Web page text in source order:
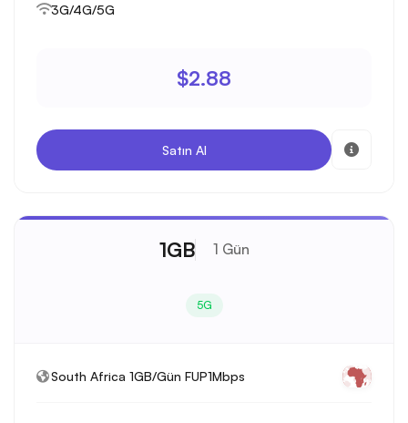
3G/4G/5G
$2.88
Satın Al
1GB 1 Gün
5G
South Africa 1GB/Gün FUP1Mbps